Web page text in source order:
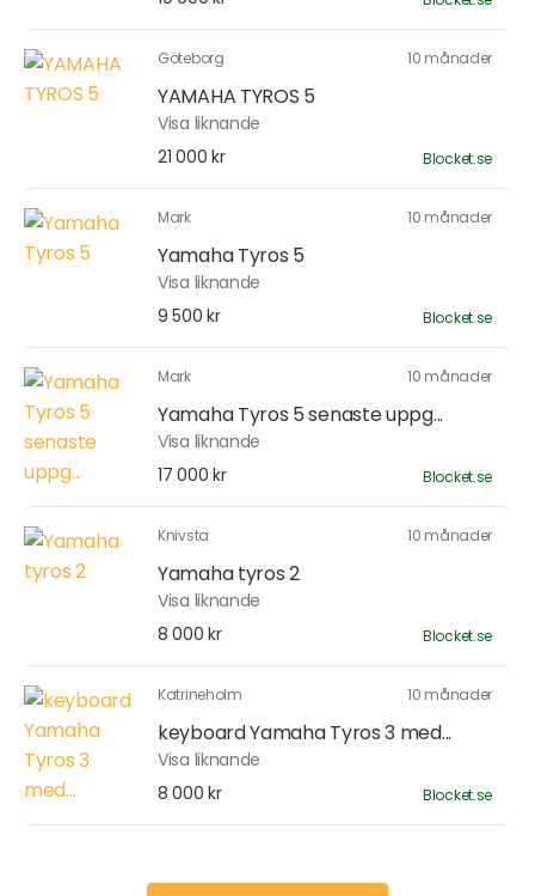
Göteborg 10 månader
YAMAHA TYROS 5
Visa liknande
21 000 kr
Blocket.se
Mark 10 månader
Yamaha Tyros 5
Visa liknande
9 500 kr
Blocket.se
Mark 10 månader
Yamaha Tyros 5 senaste uppg...
Visa liknande
17 000 kr
Blocket.se
Knivsta 10 månader
Yamaha tyros 2
Visa liknande
8 000 kr
Blocket.se
Katrineholm 10 månader
keyboard Yamaha Tyros 3 med...
Visa liknande
8 000 kr
Blocket.se